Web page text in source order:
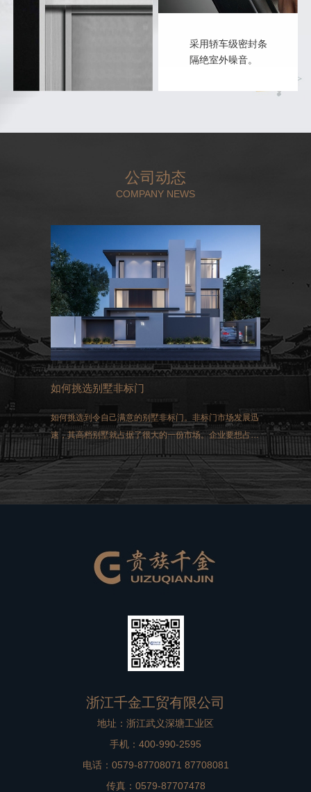
采用轿车级密封条
隔绝室外噪音。
公司动态
COMPANY NEWS
如何挑选别墅非标门
如何挑选到令自己满意的别墅非标门。非标门市场发展迅
速，其高档别墅就占据了很大的一份市场。企业要想占得
这一市场，选择生产的非标门就必须符合国家生产的标
准。同时做好三方面的工作：过硬的质量、先进的技术和
良好的品牌形象。在高档别墅在装修过程中，非标门是比
较重要的一个方面，选择到一款合适
浙江千金工贸有限公司
地址：浙江武义深塘工业区
手机：400-990-2595
电话：0579-87708071 87708081
传真：0579-87707478